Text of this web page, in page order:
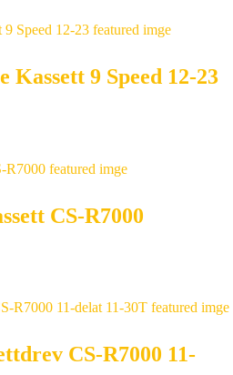
Kassett 9 Speed 12-23
CS-R7000
CS-R7000 11-